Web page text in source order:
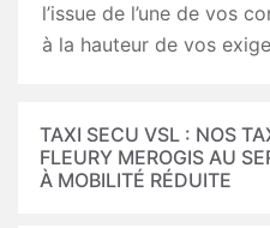
l’issue de l’une de vos
à la hauteur de vos
TAXI SECU VSL : NOS
FLEURY MEROGIS AU
À MOBILITÉ RÉDUITE